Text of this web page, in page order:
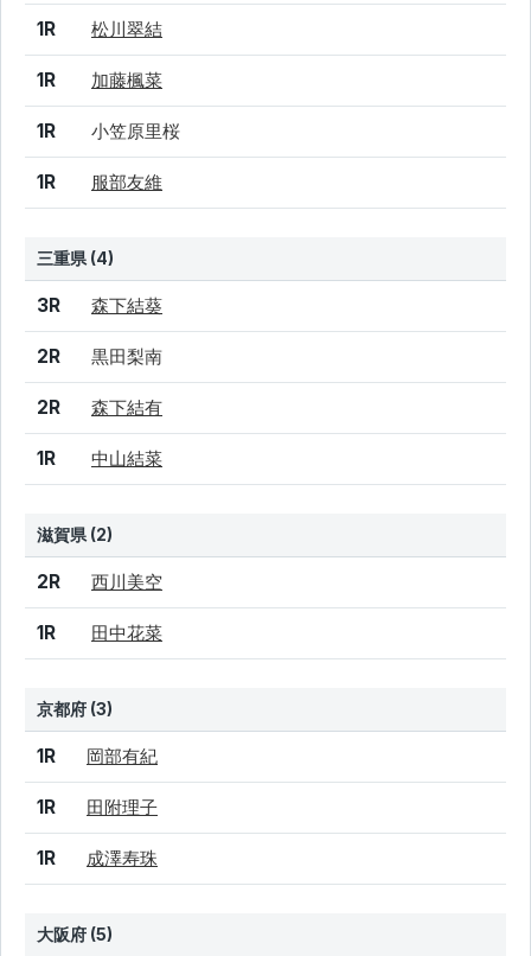
1R 松川翠結
1R 加藤楓菜
1R 小笠原里桜
1R 服部友維
三重県 (4)
結果 シード 選手名
3R 森下結葵
2R 黒田梨南
2R 森下結有
1R 中山結菜
滋賀県 (2)
結果 シード 選手名
2R 西川美空
1R 田中花菜
京都府 (3)
結果 シード 選手名
1R 岡部有紀
1R 田附理子
1R 成澤寿珠
大阪府 (5)